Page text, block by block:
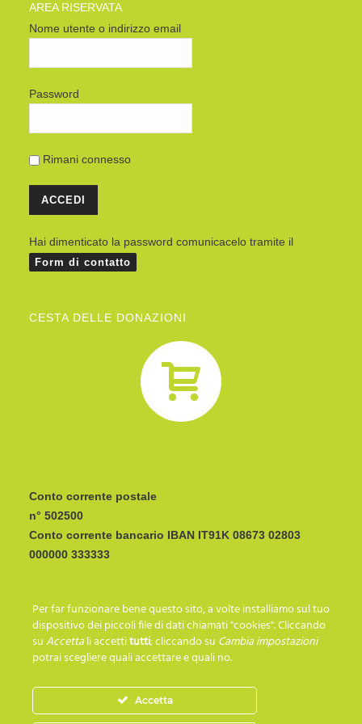
AREA RISERVATA
Nome utente o indirizzo email
Password
Rimani connesso
Hai dimenticato la password comunicacelo tramite il
Form di contatto
CESTA DELLE DONAZIONI
Conto corrente postale
n° 502500
Conto corrente bancario IBAN
I C R A I T R R I P 0
SEGUICI SU…
Per far funzionare bene questo sito, a volte installiamo sul tuo
dispositivo dei piccoli file di dati chiamati "cookies". Cliccando
suAccettali accettitutti; cliccando su Cambia impostazioni
potrai scegliere quali accettare e quali no.
Accetta